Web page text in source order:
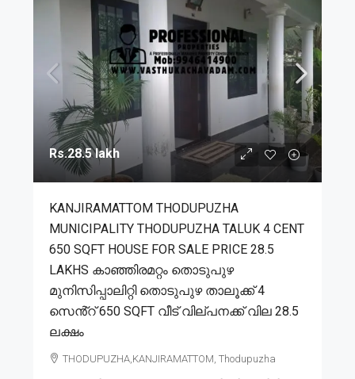
Rs.28.5 lakh
KANJIRAMATTOM THODUPUZHA
MUNICIPALITY THODUPUZHA TALUK 4 CENT
650 SQFT HOUSE FOR SALE PRICE 28.5
LAKHS കാഞ്ഞിരമറ്റം തൊടുപുഴ
മുനിസിപ്പാലിറ്റി തൊടുപുഴ താലൂക്ക് 4
സെൻ്റ് 650 SQFT വീട് വില്പനക്ക് വില 28.5
ലക്ഷം
THODUPUZHA,KANJIRAMATTOM, Thodupuzha